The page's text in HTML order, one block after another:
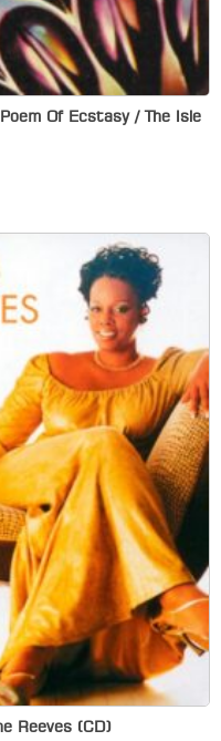
Of Ecstasy / The Isle
Reeves (CD)